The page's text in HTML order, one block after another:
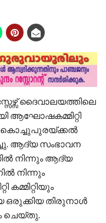
ദൈവാലയത്തിലെ
ആഘോഷകമ്മിറ്റി
കൊച്ചുപുരയ്ക്കൽ
ആദ്യ സംഭാവന
നിന്നും ആദ്യ
നിന്നും
കമ്മിറ്റിയും
തിരുനാൾ
ചെയ്തു.